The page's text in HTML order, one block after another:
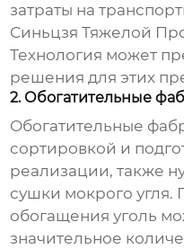
затраты на
Синьцзя Тяжелой
Технология может
решения для этих
2. Обогатительные
Обогатительные
сортировкой и
реализации, также
сушки мокрого угля.
обогащения уголь
значительное